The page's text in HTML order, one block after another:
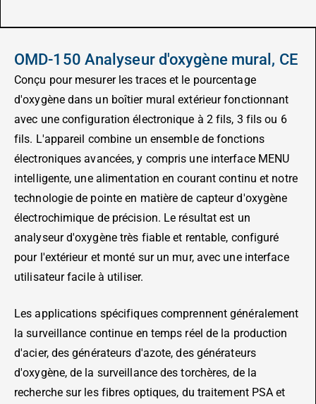
OMD-150 Analyseur d'oxygène mural, CE
Conçu pour mesurer les traces et le pourcentage
d'oxygène dans un boîtier mural extérieur fonctionnant
avec une configuration électronique à 2 fils, 3 fils ou 6
fils. L'appareil combine un ensemble de fonctions
électroniques avancées, y compris une interface MENU
intelligente, une alimentation en courant continu et notre
technologie de pointe en matière de capteur d'oxygène
électrochimique de précision. Le résultat est un
analyseur d'oxygène très fiable et rentable, configuré
pour l'extérieur et monté sur un mur, avec une interface
utilisateur facile à utiliser.
Les applications spécifiques comprennent généralement
la surveillance continue en temps réel de la production
d'acier, des générateurs d'azote, des générateurs
d'oxygène, de la surveillance des torchères, de la
recherche sur les fibres optiques, du traitement PSA et